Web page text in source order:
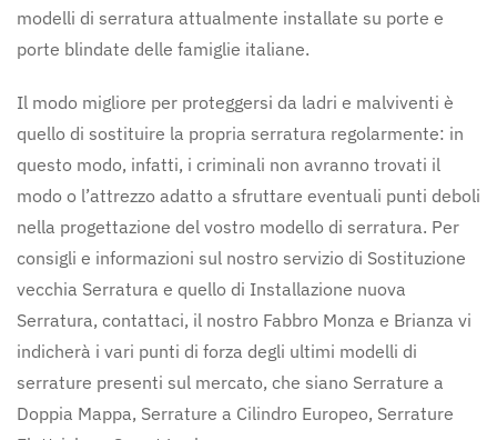
modelli di serratura attualmente installate su porte e
porte blindate delle famiglie italiane.
Il modo migliore per proteggersi da ladri e malviventi è
quello di sostituire la propria serratura regolarmente: in
questo modo, infatti, i criminali non avranno trovati il
modo o l’attrezzo adatto a sfruttare eventuali punti deboli
nella progettazione del vostro modello di serratura. Per
consigli e informazioni sul nostro servizio di Sostituzione
vecchia Serratura e quello di Installazione nuova
Serratura, contattaci, il nostro Fabbro Monza e Brianza vi
indicherà i vari punti di forza degli ultimi modelli di
serrature presenti sul mercato, che siano Serrature a
Doppia Mappa, Serrature a Cilindro Europeo, Serrature